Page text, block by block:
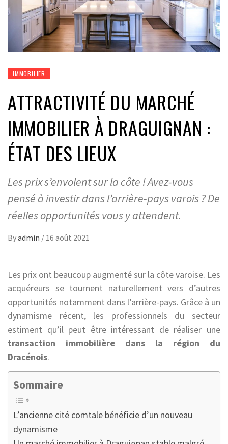
IMMOBILIER
ATTRACTIVITÉ DU MARCHÉ
IMMOBILIER À DRAGUIGNAN :
ÉTAT DES LIEUX
Les prix s’envolent sur la côte ! Avez-vous
pensé à investir dans l’arrière-pays varois ? De
réelles opportunités vous y attendent.
Byadmin / 16 août 2021
Les prix ont beaucoup augmenté sur la côte varoise. Les
acquéreurs se tournent naturellement vers d’autres
opportunités notamment dans l’arrière-pays. Grâce à un
dynamisme récent, les professionnels du secteur
estiment qu’il peut être intéressant de réaliser une
transaction immobilière dans la région du
Dracénois.
Sommaire
L’ancienne cité comtale bénéficie d’un nouveau
dynamisme